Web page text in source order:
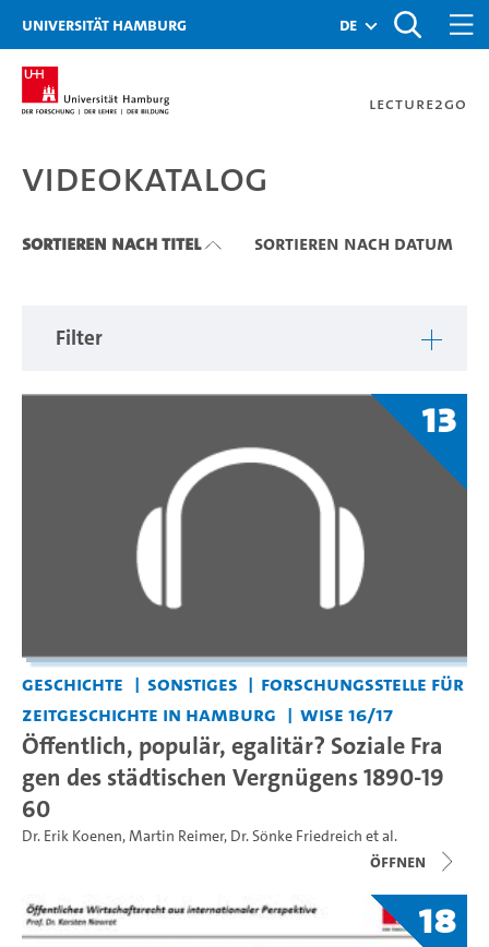
Zu den Filtern
Zur Metanavigation
Zur Hauptnavigation
Zur Suche
Zum Inhalt
Zum Seitenfuss
Universität Hamburg de
Lecture2Go
Videokatalog
Videokatalog
Sortieren nach Titel Sortieren nach Datum
Filter
13
Geschichte Sonstiges
Forschungsstelle für
Zeitgeschichte in Hamburg
WiSe 16/17
Öffentlich, populär, egalitär? Soziale Fra
gen des städtischen Vergnügens 1890-19
60
Dr. Erik Koenen,Martin Reimer, Dr. Sönke Friedreich et al.
Öffnen
18